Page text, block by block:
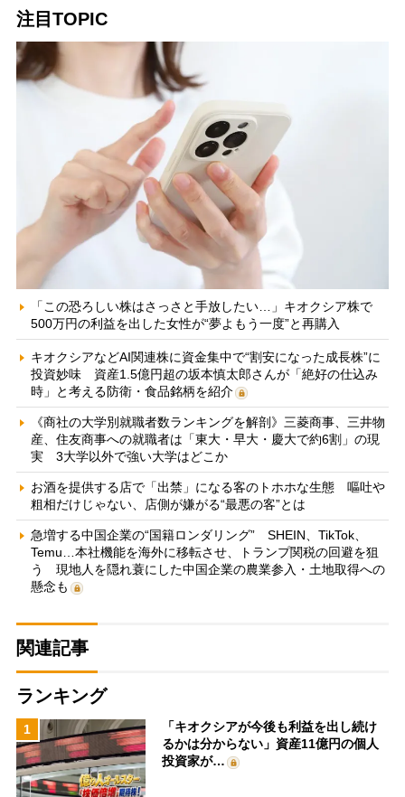
注目TOPIC
「この恐ろしい株はさっさと手放したい…」キオクシア株で
500万円の利益を出した女性が“夢よもう一度”と再購入
キオクシアなどAI関連株に資金集中で“割安になった成長株”に
投資妙味 資産1.5億円超の坂本慎太郎さんが「絶好の仕込み
時」と考える防衛・食品銘柄を紹介
《商社の大学別就職者数ランキングを解剖》三菱商事、三井物
産、住友商事への就職者は「東大・早大・慶大で約6割」の現
実 3大学以外で強い大学はどこか
お酒を提供する店で「出禁」になる客のトホホな生態 嘔吐や
粗相だけじゃない、店側が嫌がる“最悪の客”とは
急増する中国企業の“国籍ロンダリング” SHEIN、TikTok、
Temu…本社機能を海外に移転させ、トランプ関税の回避を狙
う 現地人を隠れ蓑にした中国企業の農業参入・土地取得への
懸念も
関連記事
ランキング
1
「キオクシアが今後も利益を出し続け
るかは分からない」資産11億円の個人
投資家が…